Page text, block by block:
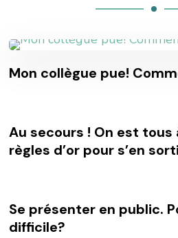
Mon collègue pue!
Au secours ! On est tous
règles d’or pour s’en
Se présenter en public.
difficile?